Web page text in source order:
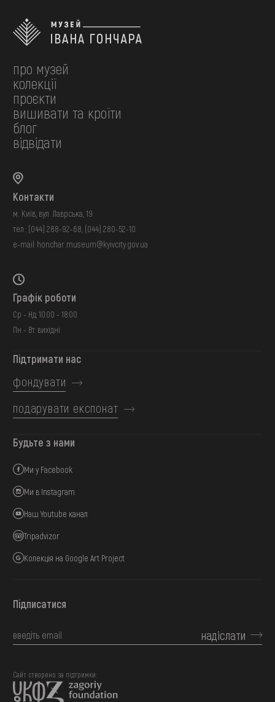
про музей
колекції
проєкти
вишивати та кроїти
блог
відвідати
Контакти
м. Київ, вул. Лаврська, 19
тел.: (044) 288-92-68 (044) 280-52-10
e-mail: honchar.museum@kyivcity.gov.ua
Графік роботи
Ср - Нд: 10:00 - 18:00
Пн - Вт: вихідні
Підтримати нас
фондувати
подарувати експонат
Будьте з нами
Ми у Facebook
Ми в Instagram
Наш Youtube канал
Tripadvizor
Колекція на Google Art Project
Підписатися
надіслати
Сайт створено за підтримки: